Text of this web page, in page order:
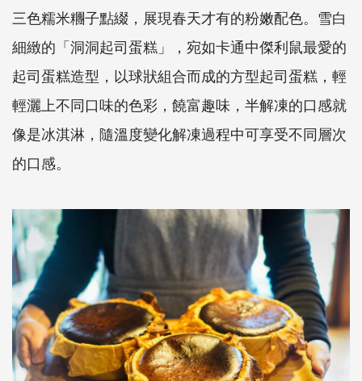
三色糯米糰子點綴，展現春天才有的粉嫩配色。雪白
細緻的「洞洞起司蛋糕」，宛如卡通中傑利鼠最愛的
起司蛋糕造型，以球狀組合而成的方型起司蛋糕，輕
輕灑上不同口味的色彩，饒富趣味，半解凍的口感就
像是冰淇淋，隨溫度變化解凍過程中可享受不同層次
的口感。